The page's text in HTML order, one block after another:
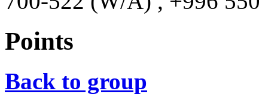
Points
Back to group